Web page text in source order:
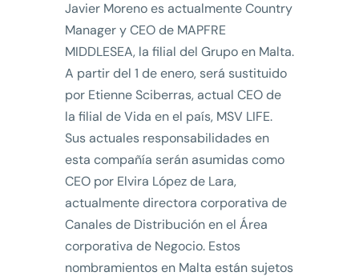
Javier Moreno es actualmente Country
Manager y CEO de MAPFRE
MIDDLESEA, la filial del Grupo en Malta.
A partir del 1 de enero, será sustituido
por Etienne Sciberras, actual CEO de
la filial de Vida en el país, MSV LIFE.
Sus actuales responsabilidades en
esta compañía serán asumidas como
CEO por Elvira López de Lara,
actualmente directora corporativa de
Canales de Distribución en el Área
corporativa de Negocio. Estos
nombramientos en Malta están sujetos